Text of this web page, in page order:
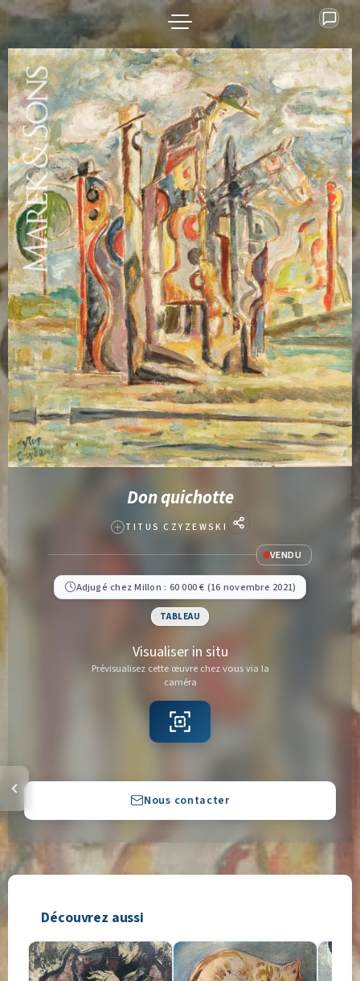
Don quichotte
TITUS CZYZEWSKI
VENDU
Adjugé chez Millon : 60 000 € (16 novembre 2021)
TABLEAU
Visualiser in situ
Prévisualisez cette œuvre chez vous via la
caméra
Nous contacter
Découvrez aussi